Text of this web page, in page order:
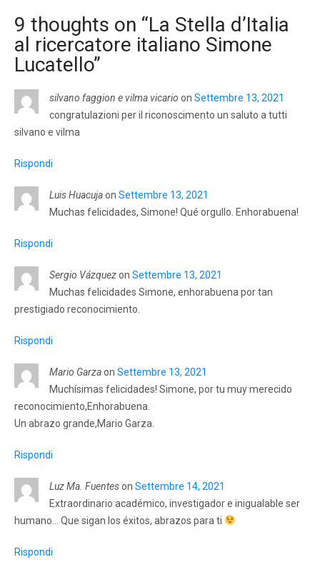
9 thoughts on “La Stella d’Italia
al ricercatore italiano Simone
Lucatello”
silvano faggion e vilma vicario on Settembre 13, 2021
congratulazioni per il riconoscimento un saluto a tutti
silvano e vilma
Rispondi
Luis Huacujaon Settembre 13, 2021
Muchas felicidades, Simone! Qué orgullo. Enhorabuena!
Rispondi
Sergio Vázquezon Settembre 13, 2021
Muchas felicidades Simone, enhorabuena por tan
prestigiado reconocimiento.
Rispondi
Mario Garzaon Settembre 13, 2021
Muchísimas felicidades! Simone, por tu muy merecido
reconocimiento,Enhorabuena.
Un abrazo grande,Mario Garza.
Rispondi
Luz Ma. Fuenteson Settembre 14, 2021
Extraordinario académico, investigador e inigualable ser
humano… Que sigan los éxitos, abrazos para ti
Rispondi